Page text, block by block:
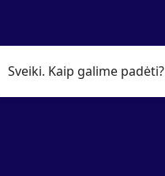
Sveiki. Kaip galime padėti?